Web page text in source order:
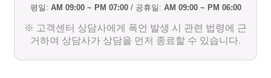
평일: AM 09:00 ~ PM 07:00 / 공휴일: AM 09:00 ~ PM 06:00
※ 고객센터 상담사에게 폭언 발생 시 관련 법령에 근
거하여 상담사가 상담을 먼저 종료할 수 있습니다.